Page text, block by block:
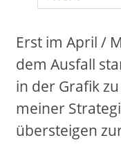
Erst im April /
dem Ausfall
in der Grafik
meiner
übersteigen